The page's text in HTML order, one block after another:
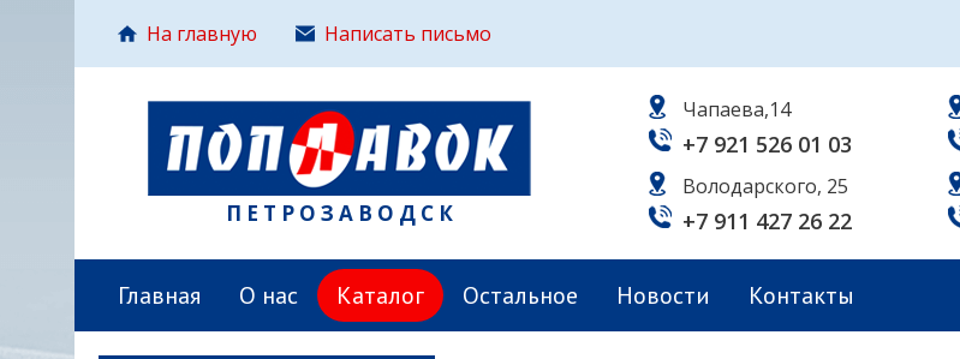
На главную Написать письмо
ПЕТРОЗАВОДСК
Чапаева,14
+7 921 526 01 03
Володарского, 25
+7 911 427 26 22
Главная О нас Каталог Остальное Новости Контакты